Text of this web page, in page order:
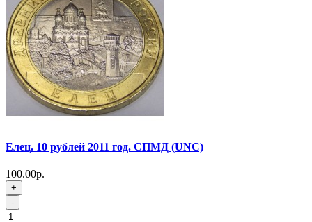
Елец. 10 рублей 2011 год. СПМД (UNC)
100.00р.
+
-